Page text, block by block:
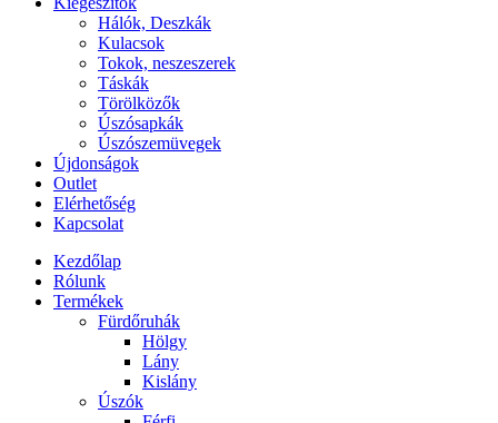
Hálók, Deszkák
Kulacsok
Tokok, neszeszerek
Táskák
Törölközők
Úszósapkák
Úszószemüvegek
Újdonságok
Outlet
Elérhetőség
Kapcsolat
Kezdőlap
Rólunk
Termékek
Fürdőruhák
Hölgy
Lány
Kislány
Úszók